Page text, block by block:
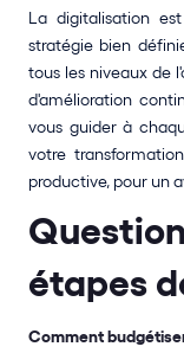
La digitalisation
stratégie bien
tous les niveaux de
d'amélioration
vous guider à
votre
productive, pour un
étapes
Comment